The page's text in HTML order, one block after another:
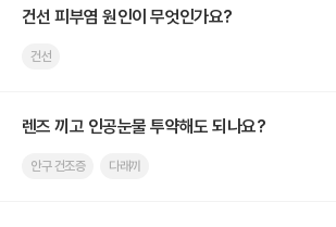
건선 피부염 원인이 무엇인가요?
건선
렌즈 끼고 인공눈물 투약해도 되나요?
안구 건조증 다래끼